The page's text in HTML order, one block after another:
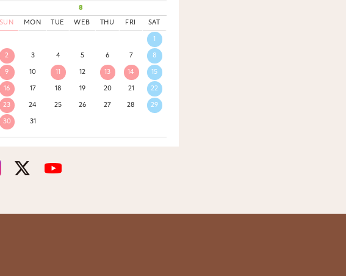
8
SUN MON TUE WEB THU FRI SAT
1
2 3 4 5 6 7 8
9 10 11 12 13 14 15
16 17 18 19 20 21 22
23 24 25 26 27 28 29
30 31